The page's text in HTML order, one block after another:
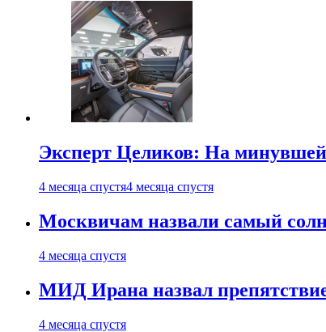
Эксперт Целиков: На минувшей
4 месяца спустя4 месяца спустя
Москвичам назвали самый
4 месяца спустя
МИД Ирана назвал
4 месяца спустя